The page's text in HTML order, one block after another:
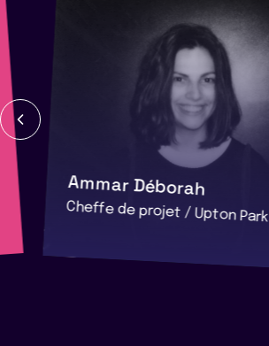
Ammar Déborah
Cheffe de projet / Upton Park